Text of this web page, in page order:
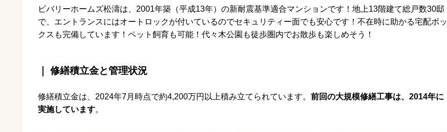
ビバリーホームズ松濤は、2001年築（平成13年）の新耐震基準適合マンションです！地上13階建て総戸数30邸
で、エントランスにはオートロックが付いているのでセキュリティー面でも安心です！不在時に助かる宅配ボッ
クスも完備しています！ペット飼育も可能！代々木公園も徒歩圏内でお散歩も楽しめそう！
｜ 修繕積立金と管理状況
修繕積立金は、2024年7月時点で約4,200万円以上積み立てられています。 前回の大規模修繕工事は、2014年に
実施しています。